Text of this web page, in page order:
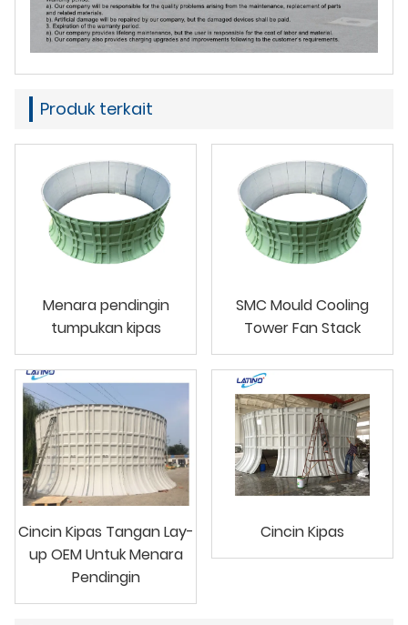
Produk terkait
Menara pendingin
tumpukan kipas
SMC Mould Cooling
Tower Fan Stack
Cincin Kipas Tangan Lay-
up OEM Untuk Menara
Pendingin
Cincin Kipas